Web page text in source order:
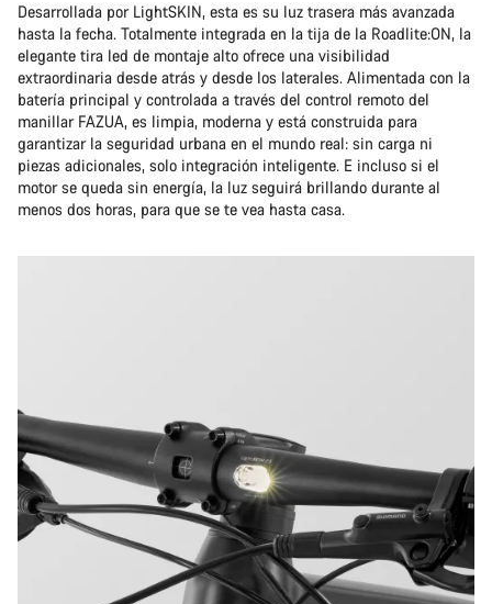
Desarrollada por LightSKIN, esta es su luz trasera más avanzada
hasta la fecha. Totalmente integrada en la tija de la Roadlite:ON, la
elegante tira led de montaje alto ofrece una visibilidad
extraordinaria desde atrás y desde los laterales. Alimentada con la
batería principal y controlada a través del control remoto del
manillar FAZUA, es limpia, moderna y está construida para
garantizar la seguridad urbana en el mundo real: sin carga ni
piezas adicionales, solo integración inteligente. E incluso si el
motor se queda sin energía, la luz seguirá brillando durante al
menos dos horas, para que se te vea hasta casa.